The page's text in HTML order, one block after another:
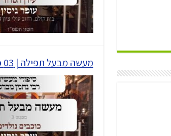
מעשה מבעל תפילה | 03 כוכבים נולדים | עופר גיסין | תשפ"ו